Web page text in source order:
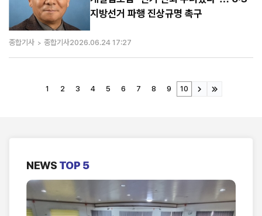
지방선거 파행 진상규명 촉구
종합기사 종합기사2026.06.24 17:27
1 2 3 4 5 6 7 8 9 10
NEWS TOP 5